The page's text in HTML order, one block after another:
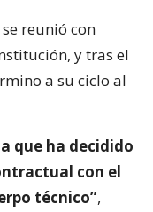
reunió con
y tras el
a su ciclo al
que ha decidido
con el
técnico”,